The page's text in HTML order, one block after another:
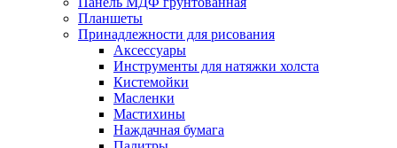
Планшеты
Принадлежности для рисования
Аксессуары
Инструменты для натяжки холста
Кистемойки
Масленки
Мастихины
Наждачная бумага